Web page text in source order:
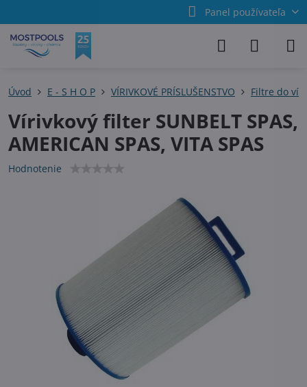
Panel používateľa
Úvod E - S H O P VÍRIVKOVÉ PRÍSLUŠENSTVO Filtre do
Vírivkový filter SUNBELT SPAS,
AMERICAN SPAS, VITA SPAS
Hodnotenie